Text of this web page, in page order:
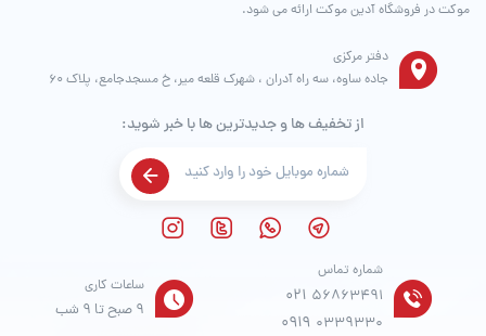
موکت در فروشگاه آدین موکت ارائه می شود.
شماره تماس
021 56863491
0919 0339330
ساعات کاری
9 صبح تا 9 شب
دفتر مرکزی
جاده ساوه، سه راه آدران ، شهرک قلعه میر، خ مسجدجامع، پلاک 60
از تخفیف ها و جدیدترین ها با خبر شوید: